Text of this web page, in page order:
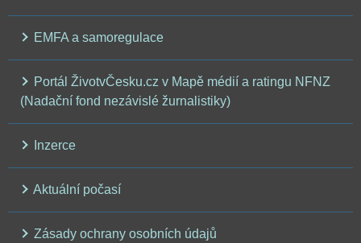
EMFA a samoregulace
Portál ŽivotvČesku.cz v Mapě médií a ratingu NFNZ
(Nadační fond nezávislé žurnalistiky)
Inzerce
Aktuální počasí
Zásady ochrany osobních údajů